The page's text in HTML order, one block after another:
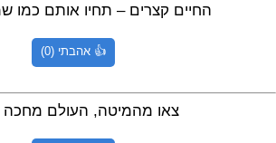
החיים קצרים – תחיו אותם כמו
👍 אהבתי (0)
צאו מהמיטה, העולם מחכה